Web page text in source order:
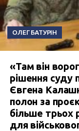
ОЛЕГ БАТУРІН
«Там він
рішення суду
Євгена
полон за
більше трьох
для